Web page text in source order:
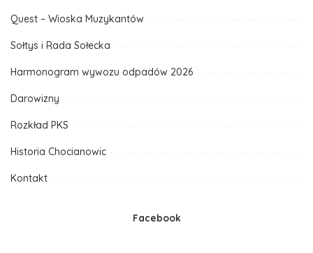
Quest – Wioska Muzykantów
Sołtys i Rada Sołecka
Harmonogram wywozu odpadów 2026
Darowizny
Rozkład PKS
Historia Chocianowic
Kontakt
Facebook